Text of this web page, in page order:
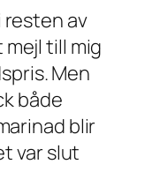
resten av
till mig
Men
både
blir
var slut